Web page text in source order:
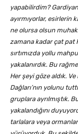
yapabilirdim?
ayırmıyorlar, esirlerin
ne olursa olsun
zamana kadar çat pat
sırtımızda yollu
yakalanırdık. Bu
Her şeyi göze aldık.
Dağları’nın yolunu
gruplara ayrılmıştık.
yakalandığını
tarlalara veya